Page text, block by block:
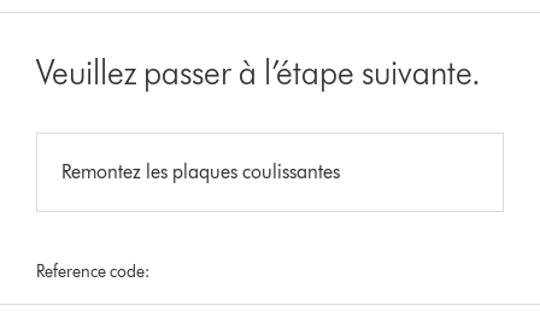
Veuillez passer à l’étape suivante.
Remontez les plaques coulissantes
Reference code: